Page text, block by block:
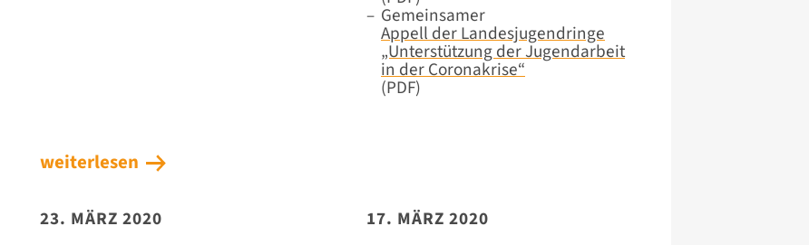
weiterlesen
Gemeinsamer
Appell der Landesjugendringe
„Unterstützung der Jugendarbeit
in der Coronakrise“
(PDF)
23. MÄRZ 2020 17. MÄRZ 2020